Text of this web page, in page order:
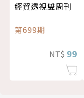
經貿透視雙周刊
第699期
NT$ 99